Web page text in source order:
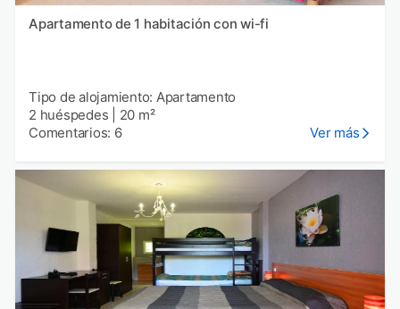
Apartamento de 1 habitación con wi-fi
Tipo de alojamiento: Apartamento
2 huéspedes
20 m²
Comentarios: 6
Ver más